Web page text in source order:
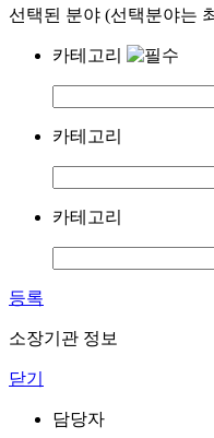
선택된 분야 (선택분야는
카테고리
카테고리
카테고리
등록
소장기관 정보
닫기
담당자